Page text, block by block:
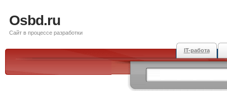
Osbd.ru
Сайт в процессе разработки
IT-работа